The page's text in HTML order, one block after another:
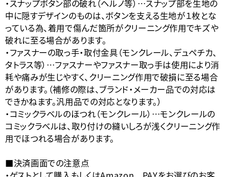
・スナップボタン部の破れ（ヘルノ等）…スナップ部を生地の
中に隠すデザインのものは、ボタンを支える生地が１枚とな
っている為、着用で傷んだ箇所がクリーニング作用でキズや
破れに至る場合があります。
・ファスナーの取っ手・取付金具（モンクレール、デュペチカ、
タトラス等）…ファスナーやファスナー取っ手は使用により消
耗や痛みが生じやすく、クリーニング作用で破損に至る場合
があります。（補修の際は、ブランド・メーカー品での対応は
できかねます。汎用品での対応となります。）
・コミックラベルのほつれ（モンクレール）…モンクレールの
コミックラベルは、取り付けの縫いしろが浅くクリーニング作
用でほつれる場合があります。
■決済画面での注意点